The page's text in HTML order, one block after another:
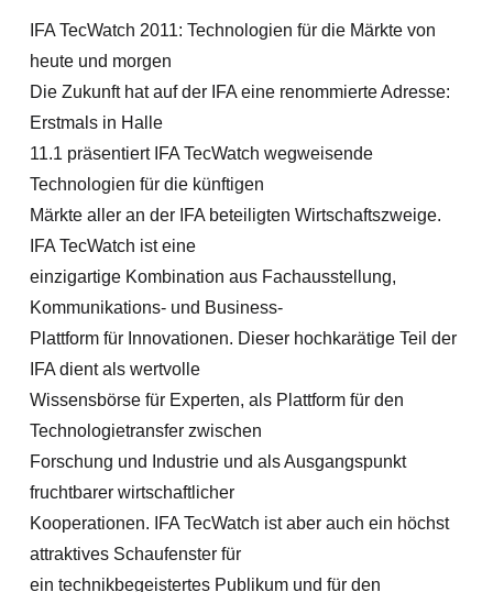
IFA TecWatch 2011: Technologien für die Märkte von
heute und morgen
Die Zukunft hat auf der IFA eine renommierte Adresse:
Erstmals in Halle
11.1 präsentiert IFA TecWatch wegweisende
Technologien für die künftigen
Märkte aller an der IFA beteiligten Wirtschaftszweige.
IFA TecWatch ist eine
einzigartige Kombination aus Fachausstellung,
Kommunikations- und Business-
Plattform für Innovationen. Dieser hochkarätige Teil der
IFA dient als wertvolle
Wissensbörse für Experten, als Plattform für den
Technologietransfer zwischen
Forschung und Industrie und als Ausgangspunkt
fruchtbarer wirtschaftlicher
Kooperationen. IFA TecWatch ist aber auch ein höchst
attraktives Schaufenster für
ein technikbegeistertes Publikum und für den